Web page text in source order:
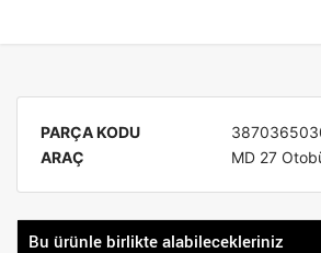
PARÇA KODU
ARAÇ
MD 27
Bu ürünle birlikte alabilecekleriniz